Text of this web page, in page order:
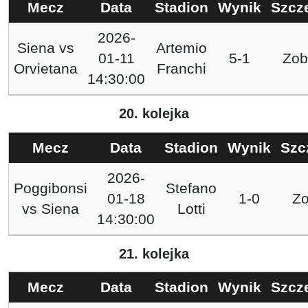
Mecz Data Stadion Wynik
Siena vs
Orvietana
2026-
01-11
14:30:00
Artemio
Franchi
5-1
20. kolejka
Mecz Data Stadion Wynik
Poggibonsi
vs Siena
2026-
01-18
14:30:00
Stefano
Lotti
1-0
21. kolejka
Mecz Data Stadion Wynik